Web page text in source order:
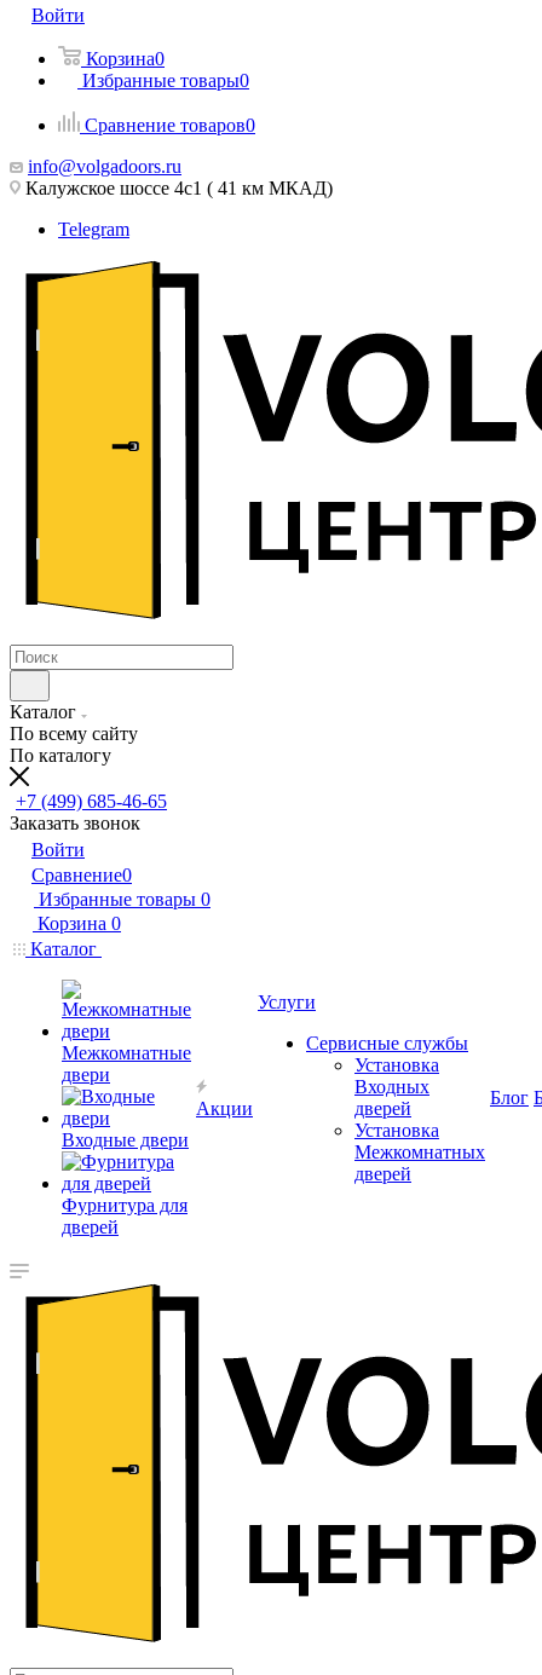
Войти
Корзина0
Избранные товары0
Сравнение товаров0
info@volgadoors.ru
Калужское шоссе 4с1 ( 41 км МКАД)
Telegram
Каталог
По всему сайту
По каталогу
+7 (499) 685-46-65
Заказать звонок
Войти
Сравнение0
Избранные товары 0
Корзина 0
Каталог
Межкомнатные
двери
Входные двери
Фурнитура для
дверей
Акции
Услуги
Сервисные службы
Установка
Входных
дверей
Установка
Межкомнатных
дверей
Блог